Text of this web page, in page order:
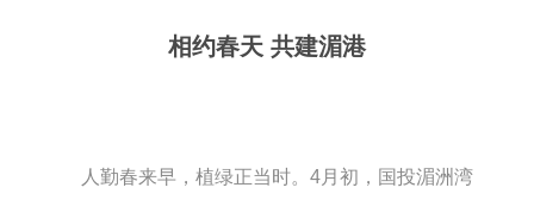
相约春天 共建湄港
人勤春来早，植绿正当时。4月初，国投湄洲湾